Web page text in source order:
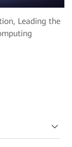
Leading the